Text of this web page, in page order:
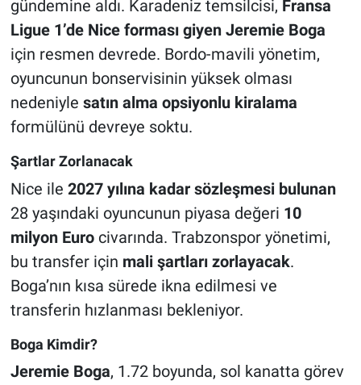
gündemine aldı. Karadeniz temsilcisi, Fransa
Ligue 1’de Nice forması giyen Jeremie Boga
için resmen devrede. Bordo-mavili yönetim,
oyuncunun bonservisinin yüksek olması
nedeniyle satın alma opsiyonlu kiralama
formülünü devreye soktu.
Şartlar Zorlanacak
Nice ile 2027 yılına kadar sözleşmesi bulunan
28 yaşındaki oyuncunun piyasa değeri 10
milyon Eurocivarında. Trabzonspor yönetimi,
bu transfer için mali şartları zorlayacak.
Boga’nın kısa sürede ikna edilmesi ve
transferin hızlanması bekleniyor.
Boga Kimdir?
Jeremie Boga, 1.72 boyunda, sol kanatta görev
SPOR
MAGAZİN
Bilim, Teknoloji